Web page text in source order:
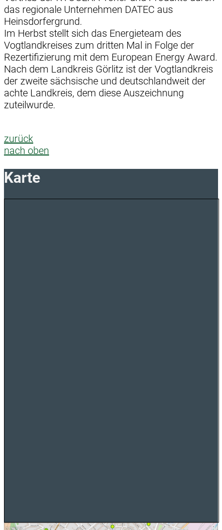
das regionale Unternehmen DATEC aus
Heinsdorfergrund.
Im Herbst stellt sich das Energieteam des
Vogtlandkreises zum dritten Mal in Folge der
Rezertifizierung mit dem European Energy Award.
Nach dem Landkreis Görlitz ist der Vogtlandkreis
der zweite sächsische und deutschlandweit der
achte Landkreis, dem diese Auszeichnung
zuteilwurde.
zurück
nach oben
Karte